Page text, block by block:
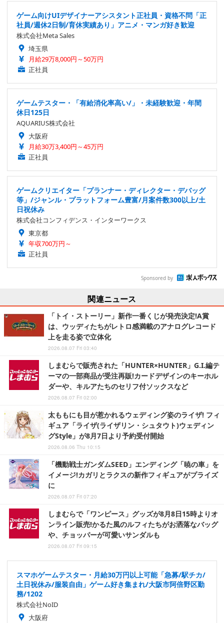
ゲーム向けUIデザイナーアシスタント正社員・資格不問「正
社員/週休2日制/育休実績あり」アニメ・マンガ好き歓迎
株式会社Meta Sales
埼玉県
月給29万8,000円～50万円
正社員
ゲームテスター・「有給消化率高い/」・未経験歓迎・年間
休日125日
AQUARIUS株式会社
大阪府
月給30万3,400円～45万円
正社員
ゲームクリエイター「プランナー・ディレクター・デバッグ
等」/ジャンル・プラットフォーム豊富/月案件数300以上/土
日祝休み
株式会社コンフィデンス・インターワークス
東京都
年収700万円～
正社員
Sponsored by
関連ニュース
「トイ・ストーリー」新作一番くじが発売決定!A賞
は、ウッディたちがレトロ感満載のアナログレコード
上を走る姿で立体化
2026.08.07 Fri 03:40
しまむらで販売された「HUNTER×HUNTER」G.I.編テ
ーマの一部商品が受注再販!カードデザインのキーホル
ダーや、キルアたちのセリフ付ソックスなど
2026.08.07 Fri 02:00
太ももにも目が惹かれるウェディング姿のライザ! フィ
ギュア「ライザ(ライザリン・シュタウト)ウェディン
グStyle」が8月7日より予約受付開始
2026.08.06 Thu 10:15
「機動戦士ガンダムSEED」エンディング「暁の車」を
イメージ!カガリとラクスの新作フィギュアがプライズ
に
2026.08.07 Fri 07:20
しまむらで「ワンピース」グッズが8月8日15時よりオ
ンライン販売!かるた風のルフィたちがお洒落なバッグ
や、チョッパーが可愛いサンダルも
2026.08.07 Fri 09:15
スマホゲームテスター・月給30万円以上可能「急募/駅チカ/
土日祝休み/服装自由」ゲーム好き集まれ/大阪市阿倍野区勤
務/1202
株式会社NoID
大阪府